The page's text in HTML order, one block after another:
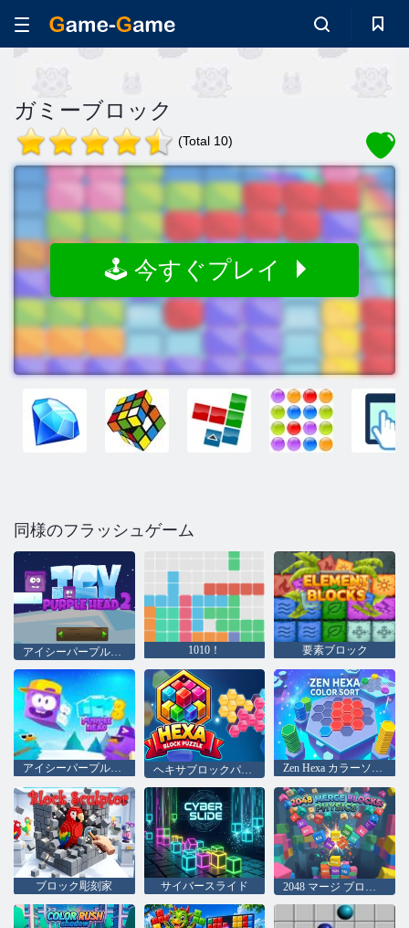
ガミーブロック
(Total 10)
🕹️ 今すぐプレイ
同様のフラッシュゲーム
アイシーパープルヘッド2 null 1010！ 要素ブロック
アイシーパープルヘッド3 ヘキサブロックパズル Zen Hexa カラーソート
ブロック彫刻家 サイバースライド 2048 マージ ブロック: 物理学